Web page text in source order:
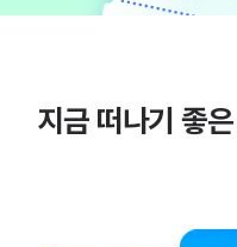
지금 떠나기 좋